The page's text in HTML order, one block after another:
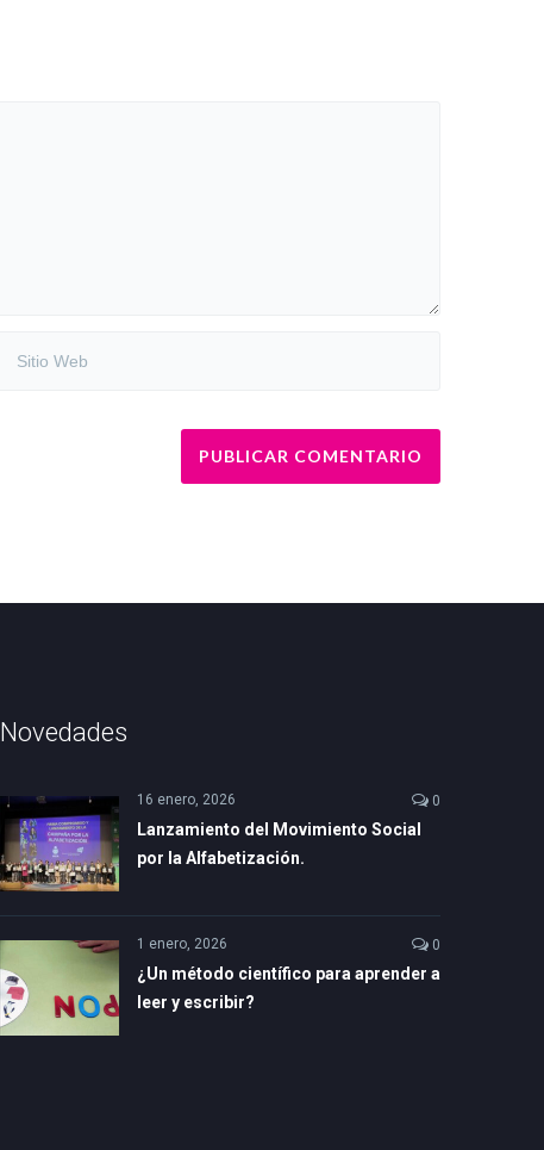
Novedades
16 enero, 2026 0
Lanzamiento del Movimiento Social
por la Alfabetización.
1 enero, 2026 0
¿Un método científico para aprender a
leer y escribir?